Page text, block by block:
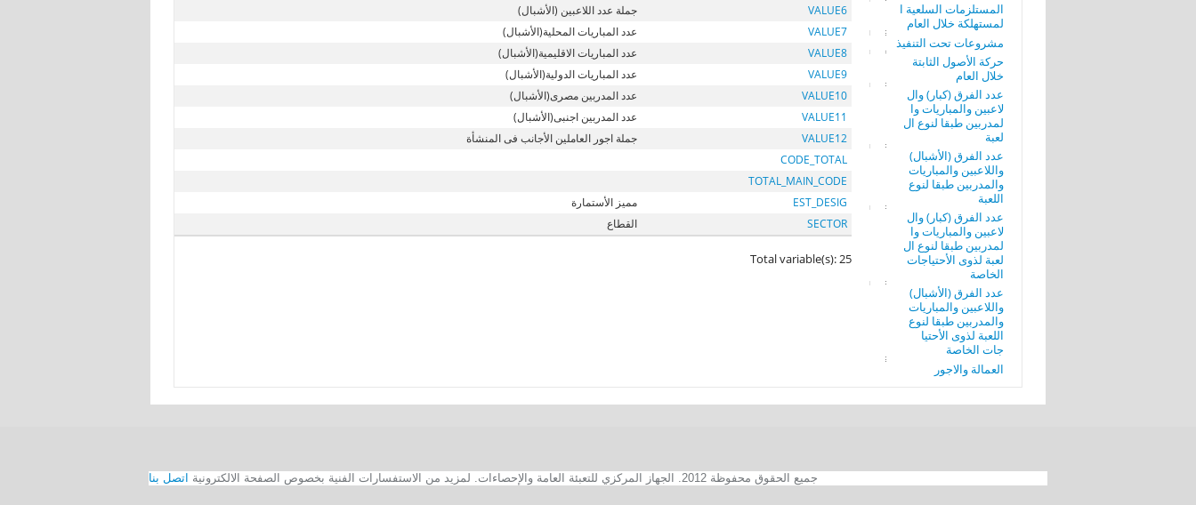
المستلزمات السلعية ا
لمستهلكة خلال العام
مشروعات تحت التنفيذ
حركة الأصول الثابتة
خلال العام
عدد الفرق (كبار) وال
لاعبين والمباريات وا
لمدربين طبقا لنوع ال
لعبة
عدد الفرق (الأشبال)
واللاعبين والمباريات
والمدربين طبقا لنوع
اللعبة
عدد الفرق (كبار) وال
لاعبين والمباريات وا
لمدربين طبقا لنوع ال
لعبة لذوى الأحتياجات
الخاصة
عدد الفرق (الأشبال)
واللاعبين والمباريات
والمدربين طبقا لنوع
اللعبة لذوى الأحتيا
جات الخاصة
العمالة والاجور
VALUE6
جملة عدد اللاعبين (الأشبال)
VALUE7
عدد المباريات المحلية(الأشبال)
VALUE8
عدد المباريات الاقليمية(الأشبال)
VALUE9
عدد المباريات الدولية(الأشبال)
VALUE10
عدد المدربين مصرى(الأشبال)
VALUE11
عدد المدربين اجنبى(الأشبال)
VALUE12
جملة اجور العاملين الأجانب فى المنشأة
CODE_TOTAL
TOTAL_MAIN_CODE
EST_DESIG
مميز الأستمارة
SECTOR
القطاع
Total variable(s): 25
جميع الحقوق محفوظة 2012. الجهاز المركزي للتعبئة العامة والإحصاءات. لمزيد من الاستفسارات الفنية بخصوص الصفحة الالكترونية اتصل بنا